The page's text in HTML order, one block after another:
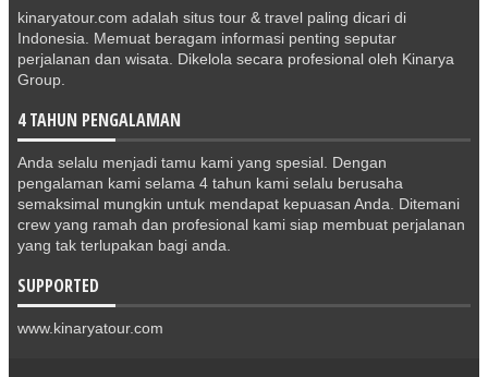
kinaryatour.com adalah situs tour & travel paling dicari di
Indonesia. Memuat beragam informasi penting seputar
perjalanan dan wisata. Dikelola secara profesional oleh Kinarya
Group.
4 TAHUN PENGALAMAN
Anda selalu menjadi tamu kami yang spesial. Dengan
pengalaman kami selama 4 tahun kami selalu berusaha
semaksimal mungkin untuk mendapat kepuasan Anda. Ditemani
crew yang ramah dan profesional kami siap membuat perjalanan
yang tak terlupakan bagi anda.
SUPPORTED
www.kinaryatour.com